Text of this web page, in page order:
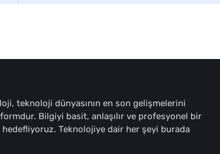
teknoloji dünyasının en son gelişmelerini
Bilgiyi basit, anlaşılır ve profesyonel bir
hedefliyoruz. Teknolojiye dair her şeyi burada